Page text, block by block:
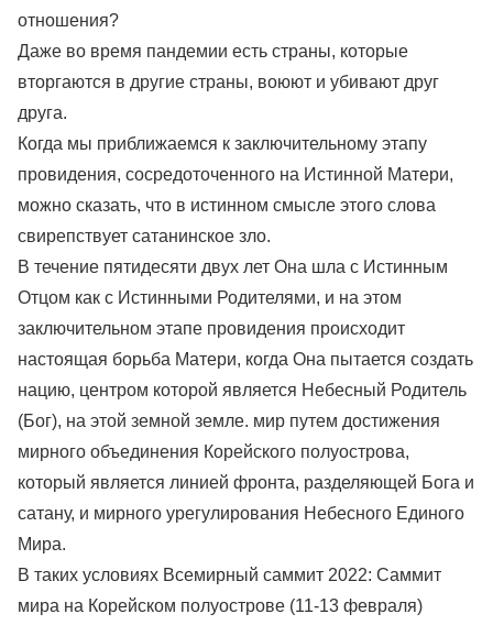
отношения?
Даже во время пандемии есть страны, которые
вторгаются в другие страны, воюют и убивают друг
друга.
Когда мы приближаемся к заключительному этапу
провидения, сосредоточенного на Истинной Матери,
можно сказать, что в истинном смысле этого слова
свирепствует сатанинское зло.
В течение пятидесяти двух лет Она шла с Истинным
Отцом как с Истинными Родителями, и на этом
заключительном этапе провидения происходит
настоящая борьба Матери, когда Она пытается создать
нацию, центром которой является Небесный Родитель
(Бог), на этой земной земле. мир путем достижения
мирного объединения Корейского полуострова,
который является линией фронта, разделяющей Бога и
сатану, и мирного урегулирования Небесного Единого
Мира.
В таких условиях Всемирный саммит 2022: Саммит
мира на Корейском полуострове (11-13 февраля)